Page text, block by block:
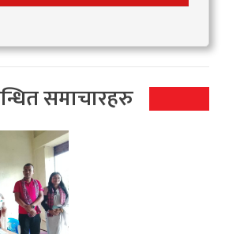
समाचारहरु